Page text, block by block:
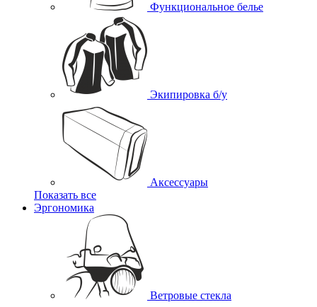
Функциональное белье
Экипировка б/у
Аксессуары
Показать все
Эргономика
Ветровые стекла